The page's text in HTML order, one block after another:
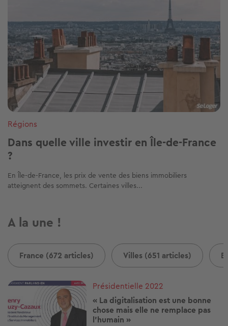
Régions
Dans quelle ville investir en Île-de-France
?
En Île-de-France, les prix de vente des biens immobiliers
atteignent des sommets. Certaines villes...
A la une !
France (672 articles) Villes (651 articles)
Image
Présidentielle 2022
« La digitalisation est une bonne
chose mais elle ne remplace pas
l'humain »